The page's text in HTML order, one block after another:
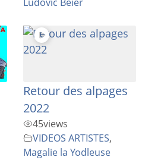
Retour des alpages
2022
45views
VIDEOS ARTISTES,
Magalie la Yodleuse